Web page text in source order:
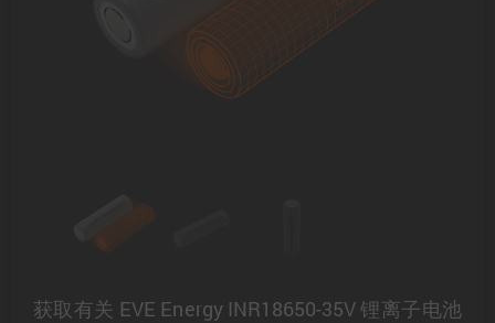
获取有关 EVE Energy INR18650-35V 锂离子电池